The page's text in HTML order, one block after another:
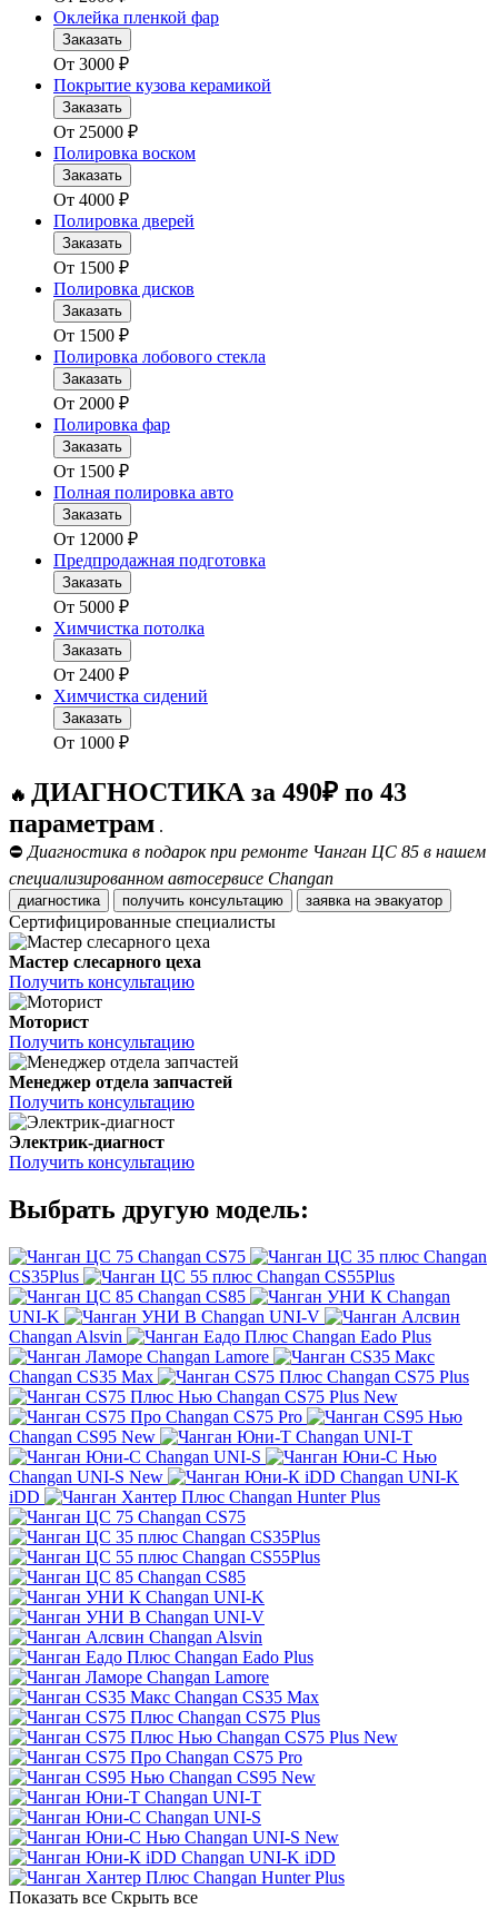
Оклейка пленкой фар
Заказать
От 3000 ₽
Покрытие кузова керамикой
Заказать
От 25000 ₽
Полировка воском
Заказать
От 4000 ₽
Полировка дверей
Заказать
От 1500 ₽
Полировка дисков
Заказать
От 1500 ₽
Полировка лобового стекла
Заказать
От 2000 ₽
Полировка фар
Заказать
От 1500 ₽
Полная полировка авто
Заказать
От 12000 ₽
Предпродажная подготовка
Заказать
От 5000 ₽
Химчистка потолка
Заказать
От 2400 ₽
Химчистка сидений
Заказать
От 1000 ₽
🔥 ДИАГНОСТИКА за 490₽ по 43
параметрам .
⛔ Диагностика в подарок при ремонте Чанган ЦС 85 в нашем
специализированном автосервисе Changan
диагностика получить консультацию заявка на эвакуатор
Сертифицированные специалисты
Мастер слесарного цеха
Получить консультацию
Моторист
Получить консультацию
Менеджер отдела запчастей
Получить консультацию
Электрик-диагност
Получить консультацию
Выбрать другую модель:
Changan CS75
Changan
CS35Plus
Changan CS55Plus
Changan CS85
Changan
UNI-K
Changan UNI-V
Changan Alsvin
Changan Eado Plus
Changan Lamore
Changan CS35 Max
Changan CS75 Plus
Changan CS75 Plus New
Changan CS75 Pro
Changan CS95 New
Changan UNI-T
Changan UNI-S
Changan UNI-S New
Changan UNI-K
iDD
Changan Hunter Plus
Changan CS75
Changan CS35Plus
Changan CS55Plus
Changan CS85
Changan UNI-K
Changan UNI-V
Changan Alsvin
Changan Eado Plus
Changan Lamore
Changan CS35 Max
Changan CS75 Plus
Changan CS75 Plus New
Changan CS75 Pro
Changan CS95 New
Changan UNI-T
Changan UNI-S
Changan UNI-S New
Changan UNI-K iDD
Changan Hunter Plus
Показать все Скрыть все